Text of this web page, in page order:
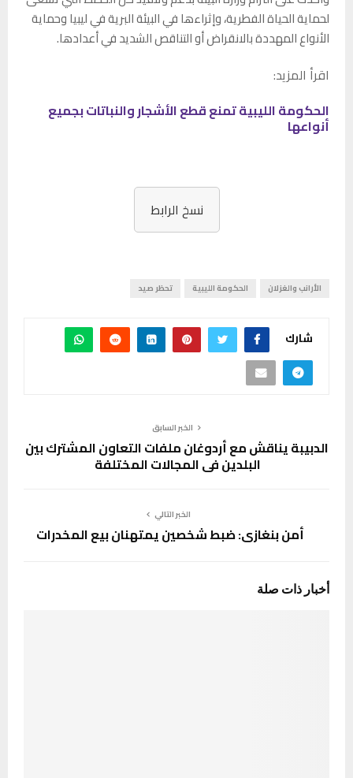
لحماية الحياة الفطرية، وإثراءها في البيئة البرية في ليبيا وحماية
الأنواع المهددة بالانقراض أو التناقص الشديد في أعدادها.
اقرأ المزيد:
الحكومة الليبية تمنع قطع الأشجار والنباتات بجميع
أنواعها
نسخ الرابط
الأرانب والغزلان الحكومة الليبية تحظر صيد
شارك
الخبر السابق
الدبيبة يناقش مع أردوغان ملفات التعاون المشترك بين
البلدين في المجالات المختلفة
الخبر التالي
أمن بنغازي: ضبط شخصين يمتهنان بيع المخدرات
أخبار ذات صلة